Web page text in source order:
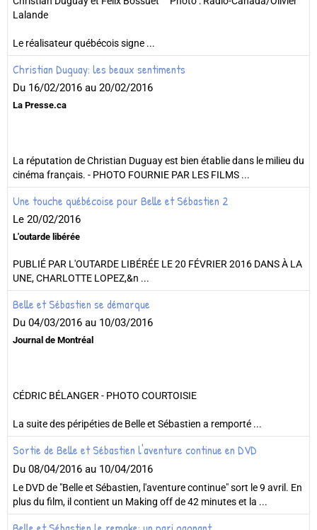
Lalande
Le réalisateur québécois signe ...
Christian Duguay: les beaux sentiments
Du 16/02/2016 au 20/02/2016
La Presse.ca
La réputation de Christian Duguay est bien établie dans le milieu du
cinéma français. - PHOTO FOURNIE PAR LES FILMS ...
Une touche québécoise pour Belle et Sébastien 2
Le 20/02/2016
L'outarde libérée
PUBLIÉ PAR L'OUTARDE LIBÉRÉE LE 20 FÉVRIER 2016 DANS À LA
UNE, CHARLOTTE LOPEZ,&n ...
Belle et Sébastien se démarque
Du 04/03/2016 au 10/03/2016
Journal de Montréal
CÉDRIC BÉLANGER - PHOTO COURTOISIE
La suite des péripéties de Belle et Sébastien a remporté ...
Sortie de Belle et Sébastien l'aventure continue en DVD
Du 08/04/2016 au 10/04/2016
Le DVD de "Belle et Sébastien, l'aventure continue" sort le 9 avril. En
plus du film, il contient un Making off de 42 minutes et la ...